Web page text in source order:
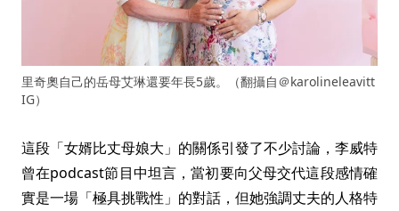
里奇奧自己的岳母艾琳還要年長5歲。（翻攝自＠karolineleavitt
IG）
這段「女婿比丈母娘大」的關係引發了不少討論，李威特
曾在podcast節目中坦言，當初要向父母交代這段感情確
實是一場「極具挑戰性」的對話，但她強調丈夫的人格特